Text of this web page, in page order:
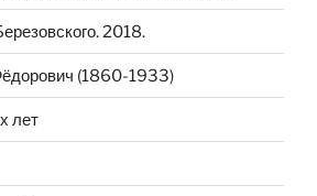
2018.
(1860-1933)
лет